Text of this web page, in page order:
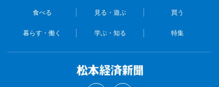
食べる 見る・遊ぶ 買う
暮らす・働く 学ぶ・知る 特集